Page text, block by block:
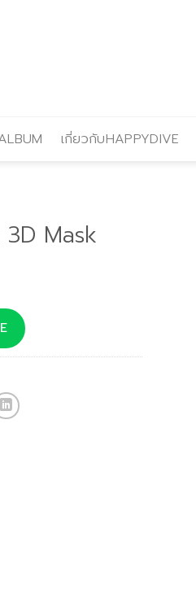
เกี่ยวกับHAPPYDIVE
Mask